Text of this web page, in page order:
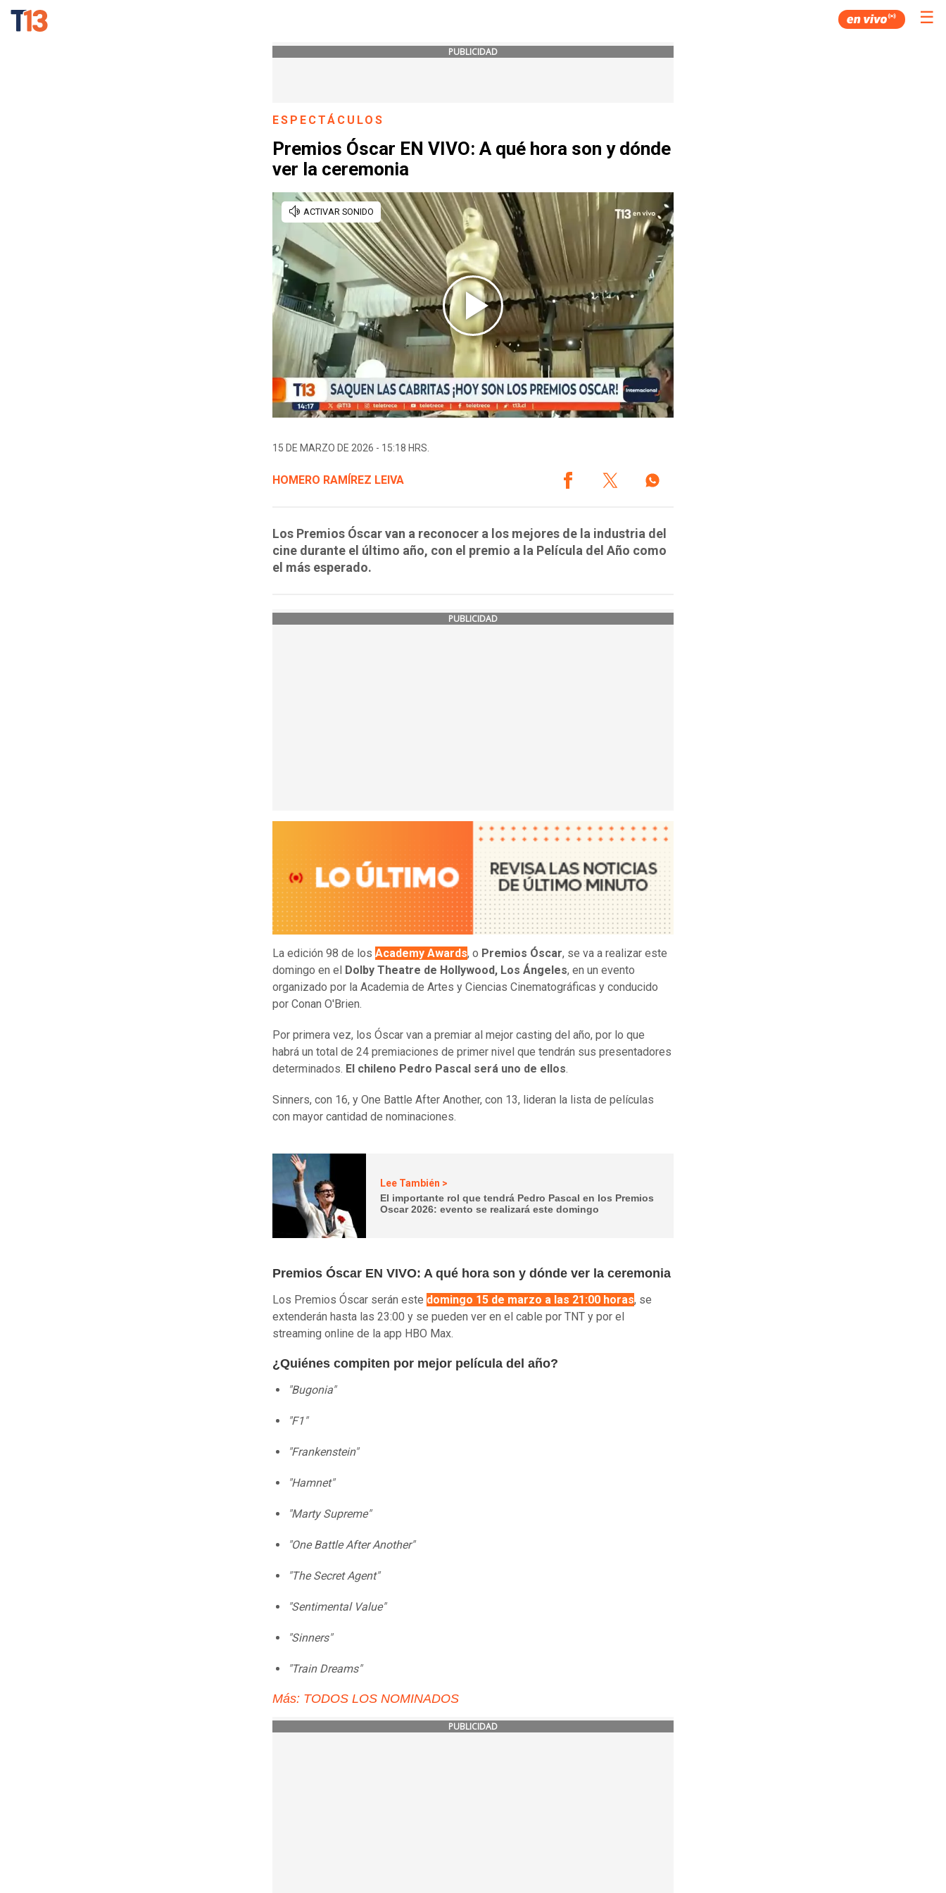
☰
PUBLICIDAD
ESPECTÁCULOS
Premios Óscar EN VIVO: A qué hora son y dónde
ver la ceremonia
15 DE MARZO DE 2026 - 15:18 HRS.
HOMERO RAMÍREZ LEIVA
Los Premios Óscar van a reconocer a los mejores de la industria del
cine durante el último año, con el premio a la Película del Año como
el más esperado.
PUBLICIDAD
La edición 98 de los Academy Awards, o Premios Óscar, se va a realizar este
domingo en el Dolby Theatre de Hollywood, Los Ángeles, en un evento
organizado por la Academia de Artes y Ciencias Cinematográficas y conducido
por Conan O'Brien.
Por primera vez, los Óscar van a premiar al mejor casting del año, por lo que
habrá un total de 24 premiaciones de primer nivel que tendrán sus presentadores
determinados. El chileno Pedro Pascal será uno de ellos.
Sinners, con 16, y One Battle After Another, con 13, lideran la lista de películas
con mayor cantidad de nominaciones.
Lee También >
El importante rol que tendrá Pedro Pascal en los Premios
Oscar 2026: evento se realizará este domingo
Premios Óscar EN VIVO: A qué hora son y dónde ver la ceremonia
Los Premios Óscar serán este domingo 15 de marzo a las 21:00 horas, se
extenderán hasta las 23:00 y se pueden ver en el cable por TNT y por el
streaming online de la app HBO Max.
¿Quiénes compiten por mejor película del año?
"Bugonia"
"F1"
"Frankenstein"
"Hamnet"
"Marty Supreme"
"One Battle After Another"
"The Secret Agent"
"Sentimental Value"
"Sinners"
"Train Dreams"
Más: TODOS LOS NOMINADOS
PUBLICIDAD